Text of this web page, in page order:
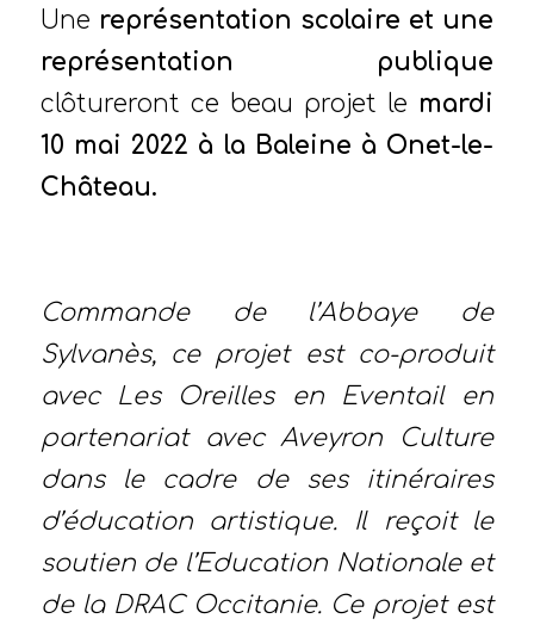
Une représentation scolaire et une
représentation publique
clôtureront ce beau projet le mardi
10 mai 2022 à la Baleine à Onet-le-
Château.
Commande de l’Abbaye de
Sylvanès, ce projet est co-produit
avec Les Oreilles en Eventail en
partenariat avec Aveyron Culture
dans le cadre de ses itinéraires
d’éducation artistique. Il reçoit le
soutien de l’Education Nationale et
de la DRAC Occitanie. Ce projet est